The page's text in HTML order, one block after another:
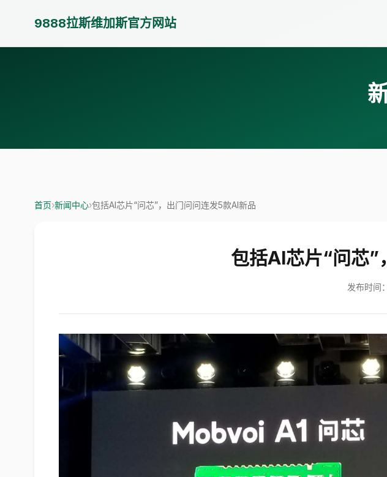
9888拉斯维加斯官方网站
首页›新闻中心›包括AI芯片“问芯”，出门问问连发5款AI新品
包括AI芯片“问芯”
发布时间